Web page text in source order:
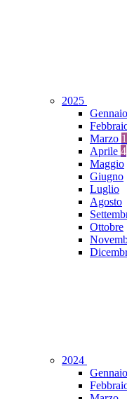
2025
Gennaio
Marzo 1
Aprile 4
Maggio
Giugno
Luglio
Agosto
Ottobre
2024
Gennaio